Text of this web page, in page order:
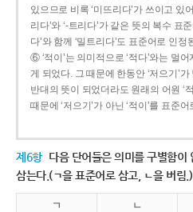
있으므로 비록 ‘미뜨리다’가 쓰이고 있
리다’와 ‘-트리다’가 같은 뜻의 복수 표
다’와 함께 ‘밀트리다’도 표준어로 인정
⑥ ‘적이’는 의미적으로 ‘적다’와는 멀
게 되었다. 그 때문에 한동안 ‘저으기’
반대의 뜻이 되었더라도 원래의 어원 ‘
때문에 ‘저으기’가 아닌 ‘적이’를 표준
제6항 다음 단어들은 의미를 구별함이
삼는다.(ㄱ을 표준어로 삼고, ㄴ을 버림.)
ㄱ ㄴ